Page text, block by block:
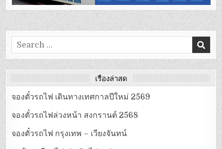
Search
for:
เรื่องล่าสุด
จองตั๋วรถไฟ เดินทางเทศกาลปีใหม่ 2569
จองตั๋วรถไฟล่วงหน้า สงกรานต์ 2568
จองตั๋วรถไฟ กรุงเทพ – เวียงจันทน์